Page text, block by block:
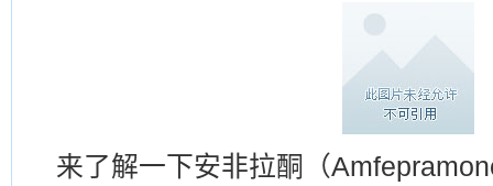
来了解一下安非拉酮（